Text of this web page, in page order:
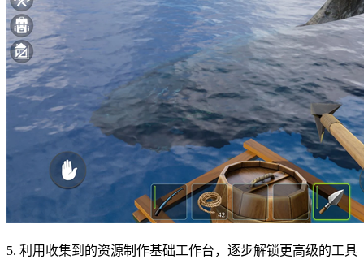
5. 利用收集到的资源制作基础工作台，逐步解锁更高级的工具